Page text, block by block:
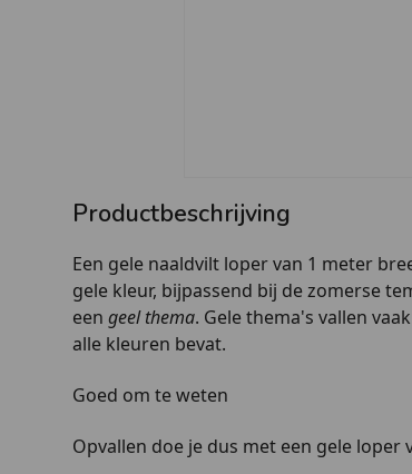
Productbeschrijving
Een gele naaldvilt loper van 1 meter
gele kleur, bijpassend bij de zomerse
een geel thema. Gele thema's vallen
alle kleuren bevat.
Goed om te weten
Opvallen doe je dus met een gele loper